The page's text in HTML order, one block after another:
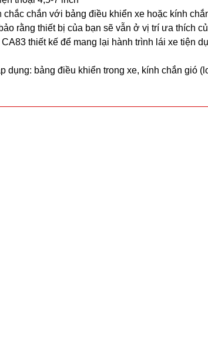
chắc chắn với bảng điều khiển xe hoặc kính
rằng thiết bị của bạn sẽ vẫn ở vị trí ưa thích
thiết kế để mang lại hành trình lái xe tiện
dụng: bảng điều khiển trong xe, kính chắn gió